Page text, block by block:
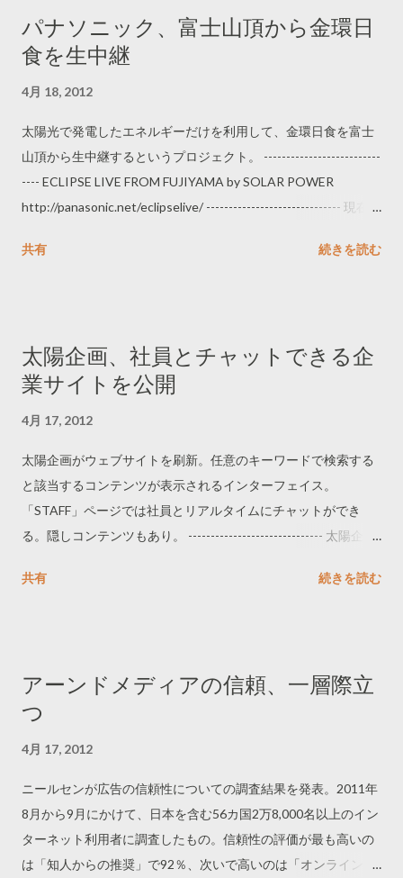
パナソニック、富士山頂から金環日
食を生中継
4月 18, 2012
太陽光で発電したエネルギーだけを利用して、金環日食を富士
山頂から生中継するというプロジェクト。 --------------------------
---- ECLIPSE LIVE FROM FUJIYAMA by SOLAR POWER
http://panasonic.net/eclipselive/ ------------------------------ 現在ボ
自信がない。
共有 続きを読む
太陽企画、社員とチャットできる企
業サイトを公開
4月 17, 2012
太陽企画がウェブサイトを刷新。任意のキーワードで検索する
と該当するコンテンツが表示されるインターフェイス。
「STAFF」ページでは社員とリアルタイムにチャットができ
る。隠しコンテンツもあり。 ------------------------------ 太陽企画
共有
続きを読む
アーンドメディアの信頼、一層際立
つ
4月 17, 2012
ニールセンが広告の信頼性についての調査結果を発表。2011年
8月から9月にかけて、日本を含む56カ国2万8,000名以上のイン
ターネット利用者に調査したもの。信頼性の評価が最も高いの
は「知人からの推奨」で92％、次いで高いのは「オンラインに